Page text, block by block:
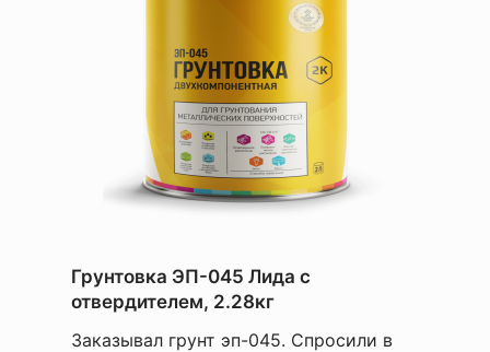
Грунтовка ЭП-045 Лида с
отвердителем, 2.28кг
Заказывал грунт эп-045. Спросили в